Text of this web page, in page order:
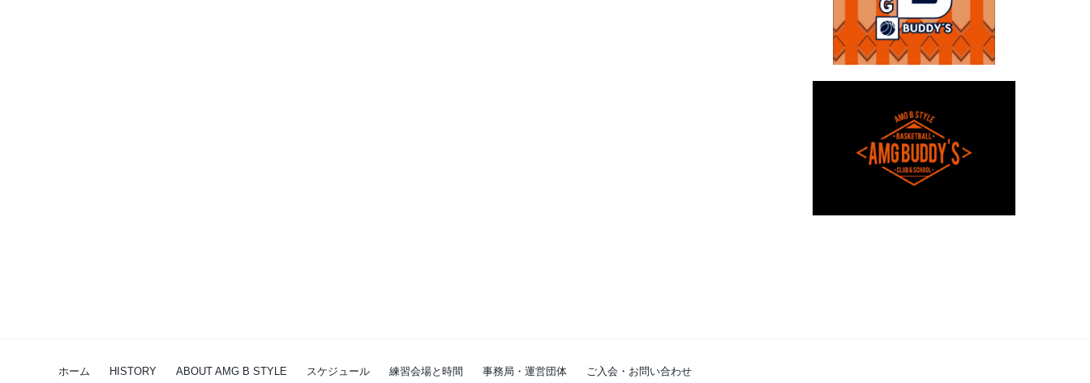
ホーム HISTORY ABOUT AMG B STYLE スケジュール 練習会場と時間 事務局・運営団体 ご入会・お問い合わせ